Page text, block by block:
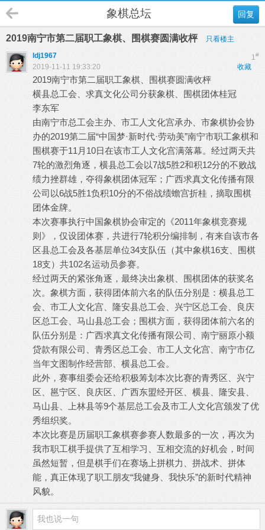
回复
象棋总坛
2019南宁市第二届职工象棋、围棋赛圆满收枰 只看楼主
1#
ldj1967
收藏
2019-11-11 19:33:20
2019南宁市第二届职工象棋、围棋赛圆满收枰
横县总工会、求真文化公司分获象棋、围棋团体桂冠
李东军
由南宁市总工会主办、市工人文化宫承办、市象棋协会协
办的2019第二届“中国梦·新时代·劳动美”南宁市职工象棋和
围棋赛于11月10日在该市工人文化宫满落幕。经过两天共
7轮的激烈角逐，横县总工会以7战5胜2和积12分的不败战
绩力挫群雄，夺得象棋团体冠军；广西求真文化传播有限
公司以6战5胜1负积10分的不俗战绩蟾宫折桂，摘取围棋
团体金牌。
本次赛事执行中国象棋协会审定的《2011年象棋竞赛规
则》，仅设团体赛，共进行7轮积分编排制，有来自该市各
区县总工会及各基层单位34支队伍（其中象棋16支、围棋
18支）共102名运动员参赛。
经过两天的紧张角逐，最终决出象棋、围棋团体的获奖名
次。象棋方面，获得团体前六名的队伍分别是：横县总工
会、市工人文化宫、隆安县总工会、兴宁区总工会、良庆
区总工会、马山县总工会；围棋方面，获得团体前六名的
队伍分别是：广西求真文化传播有限公司、南宁丽原小额
贷款有限公司、青秀区总工会、市工人文化宫、南宁市亿
当年文图制作经营部、横县总工会。
此外，赛事组委会还给积极筹划本次比赛的青秀区、兴宁
区、邕宁区、良庆区、广西东盟经开区、横县、隆安县、
马山县、上林县等9个基层总工会及市工人文化宫颁发了优
秀组织奖。
本次比赛是历届职工象棋赛参赛人数最多的一次，再次为
我市职工棋手提供了互相学习、互相交流的好机会，时间
虽然短暂，但是棋手们在赛场上拼棋力、拼战术、拼体
能，真正体现了职工朋友“我健身、我快乐”的新时代精神
风貌。